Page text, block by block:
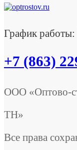
График
+7 (863)
ООО «Оптово-
ТН»
Все права